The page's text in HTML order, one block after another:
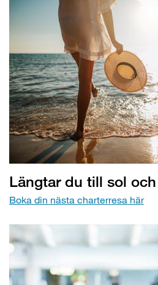
Längtar du till sol
Boka din nästa charterresa här